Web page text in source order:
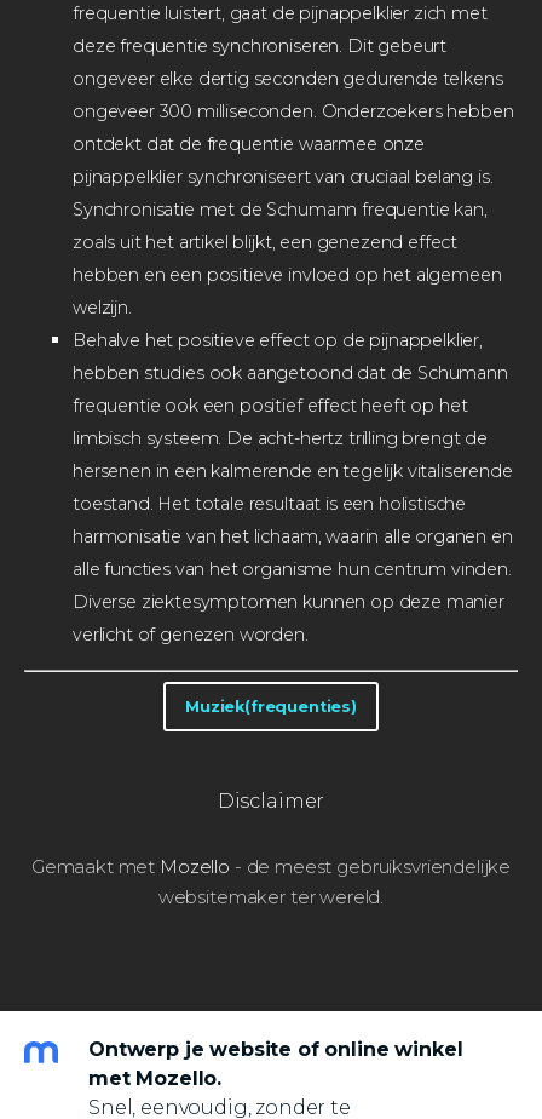
frequentie luistert, gaat de pijnappelklier zich met
deze frequentie synchroniseren. Dit gebeurt
ongeveer elke dertig seconden gedurende telkens
ongeveer 300 milliseconden. Onderzoekers hebben
ontdekt dat de frequentie waarmee onze
pijnappelklier synchroniseert van cruciaal belang is.
Synchronisatie met de Schumann frequentie kan,
zoals uit het artikel blijkt, een genezend effect
hebben en een positieve invloed op het algemeen
welzijn.
Behalve het positieve effect op de pijnappelklier,
hebben studies ook aangetoond dat de Schumann
frequentie ook een positief effect heeft op het
limbisch systeem. De acht-hertz trilling brengt de
hersenen in een kalmerende en tegelijk vitaliserende
toestand. Het totale resultaat is een holistische
harmonisatie van het lichaam, waarin alle organen en
alle functies van het organisme hun centrum vinden.
Diverse ziektesymptomen kunnen op deze manier
verlicht of genezen worden.
Muziek(frequenties)
Disclaimer
Gemaakt met Mozello - de meest gebruiksvriendelijke
websitemaker ter wereld.
Ontwerp je website of online winkel
met Mozello.
Snel, eenvoudig, zonder te